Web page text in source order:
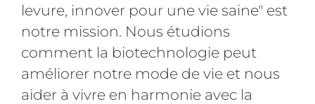
levure, innover pour une vie saine" est
notre mission. Nous étudions
comment la biotechnologie peut
améliorer notre mode de vie et nous
aider à vivre en harmonie avec la